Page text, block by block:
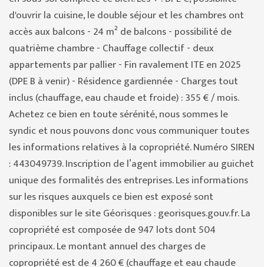
d'ouvrir la cuisine, le double séjour et les chambres ont
accès aux balcons - 24 m² de balcons - possibilité de
quatrième chambre - Chauffage collectif - deux
appartements par pallier - Fin ravalement ITE en 2025
(DPE B à venir) - Résidence gardiennée - Charges tout
inclus (chauffage, eau chaude et froide) : 355 € / mois.
Achetez ce bien en toute sérénité, nous sommes le
syndic et nous pouvons donc vous communiquer toutes
les informations relatives à la copropriété. Numéro SIREN
: 443049739. Inscription de l’agent immobilier au guichet
unique des formalités des entreprises. Les informations
sur les risques auxquels ce bien est exposé sont
disponibles sur le site Géorisques : georisques.gouv.fr. La
copropriété est composée de 947 lots dont 504
principaux. Le montant annuel des charges de
copropriété est de 4 260 € (chauffage et eau chaude